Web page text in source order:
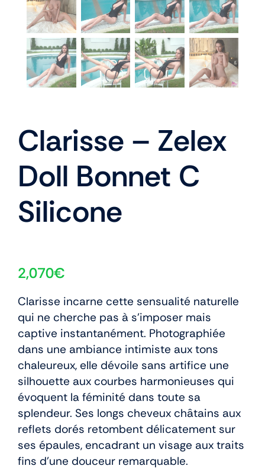
Clarisse – Zelex
Doll Bonnet C
Silicone
2,070€
Clarisse incarne cette sensualité naturelle
qui ne cherche pas à s’imposer mais
captive instantanément. Photographiée
dans une ambiance intimiste aux tons
chaleureux, elle dévoile sans artifice une
silhouette aux courbes harmonieuses qui
évoquent la féminité dans toute sa
splendeur. Ses longs cheveux châtains aux
reflets dorés retombent délicatement sur
ses épaules, encadrant un visage aux traits
fins d’une douceur remarquable.